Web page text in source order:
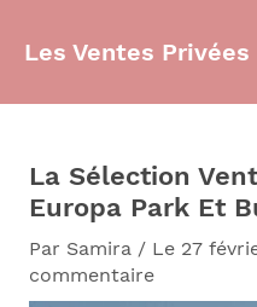
Les Ventes Privées
La Sélection
Europa Park Et
Par Samira / Le 27
commentaire